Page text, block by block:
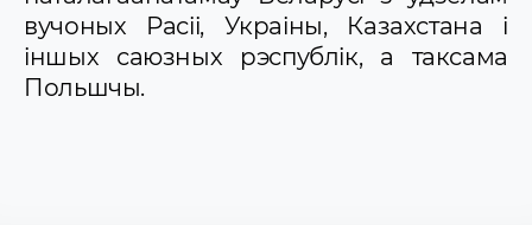
вучоных Расіі, Украіны, Казахстана і
іншых саюзных рэспублік, а таксама
Польшчы.